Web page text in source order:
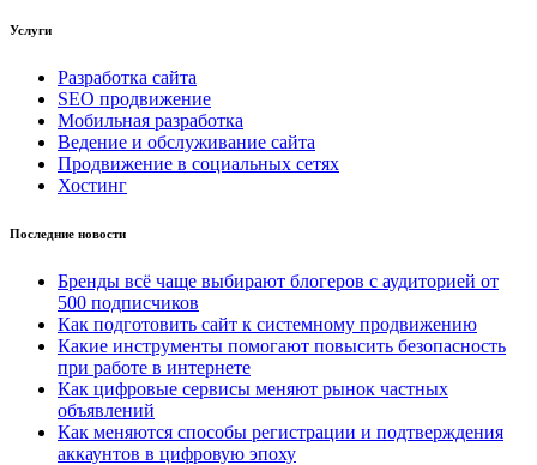
Услуги
Разработка сайта
SEO продвижение
Мобильная разработка
Ведение и обслуживание сайта
Продвижение в социальных сетях
Хостинг
Последние новости
Бренды всё чаще выбирают блогеров с аудиторией от
500 подписчиков
Как подготовить сайт к системному продвижению
Какие инструменты помогают повысить безопасность
при работе в интернете
Как цифровые сервисы меняют рынок частных
объявлений
Как меняются способы регистрации и подтверждения
аккаунтов в цифровую эпоху